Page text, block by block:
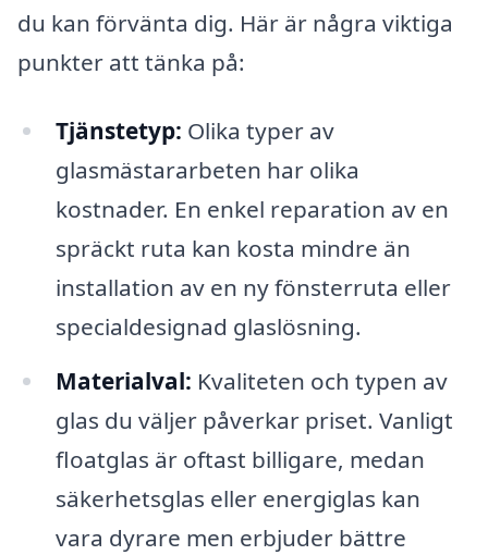
du kan förvänta dig. Här är några viktiga
punkter att tänka på:
Tjänstetyp: Olika typer av
glasmästararbeten har olika
kostnader. En enkel reparation av en
spräckt ruta kan kosta mindre än
installation av en ny fönsterruta eller
specialdesignad glaslösning.
Materialval: Kvaliteten och typen av
glas du väljer påverkar priset. Vanligt
floatglas är oftast billigare, medan
säkerhetsglas eller energiglas kan
vara dyrare men erbjuder bättre